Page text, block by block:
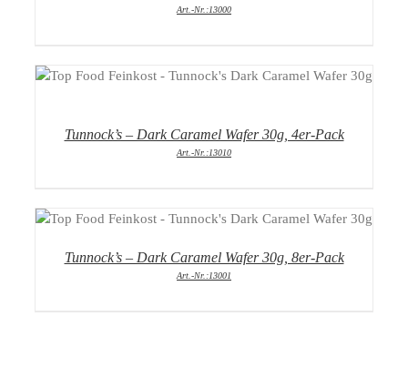
Art.-Nr.:13000
Tunnock’s – Dark Caramel Wafer 30g, 4er-Pack
Art.-Nr.:13010
DETAILS
Tunnock’s – Dark Caramel Wafer 30g, 8er-Pack
Art.-Nr.:13001